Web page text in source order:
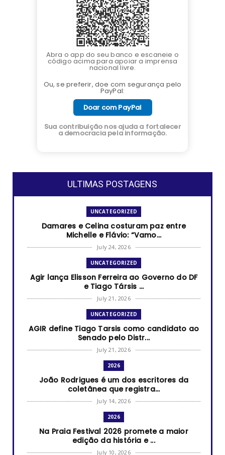
Abra o app do seu banco e escaneie o
código acima para apoiar a imprensa
nacional livre.
Ou, se preferir, doe com segurança pelo
PayPal:
Doar com PayPal
Sua contribuição nos ajuda a fortalecer
a democracia pela informação.
ULTIMAS POSTAGENS
UNCATEGORIZED
Damares e Celina costuram paz entre
Michelle e Flávio: “Vamo...
July 24, 2026
UNCATEGORIZED
Agir lança Elisson Ferreira ao Governo do DF
e Tiago Társis ...
July 21, 2026
UNCATEGORIZED
AGIR define Tiago Tarsis como candidato ao
Senado pelo Distr...
July 21, 2026
2026
João Rodrigues é um dos escritores da
coletânea que registra...
July 14, 2026
2026
Na Praia Festival 2026 promete a maior
edição da história e ...
July 10, 2026